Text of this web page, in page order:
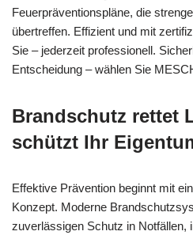
Feuerpräventionspläne, die
übertreffen. Effizient und mit
Sie – jederzeit professionell.
Entscheidung – wählen Sie
Brandschutz rettet
schützt Ihr
Effektive Prävention beginnt mit
Konzept. Moderne
zuverlässigen Schutz in Notfällen,